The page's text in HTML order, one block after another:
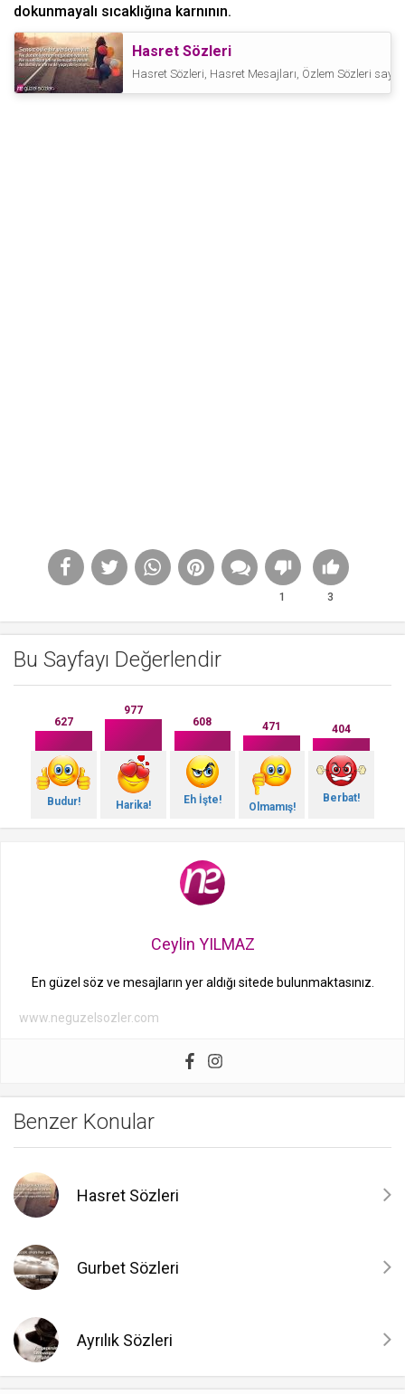
dokunmayalı sıcaklığına karnının.
Hasret Sözleri
Hasret Sözleri, Hasret Mesajları, Özlem Sözleri
1 3
Bu Sayfayı Değerlendir
627
Budur!
977
Harika!
608
Eh İşte!
471
Olmamış!
404
Berbat!
Ceylin YILMAZ
En güzel söz ve mesajların yer aldığı sitede bulunmaktasınız.
www.neguzelsozler.com
Benzer Konular
Hasret Sözleri
Gurbet Sözleri
Ayrılık Sözleri